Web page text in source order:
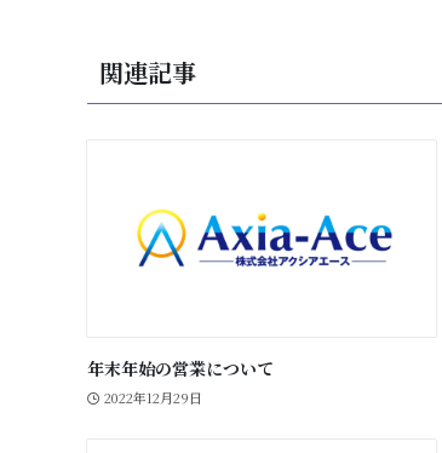
関連記事
年末年始の営業について
2022年12月29日